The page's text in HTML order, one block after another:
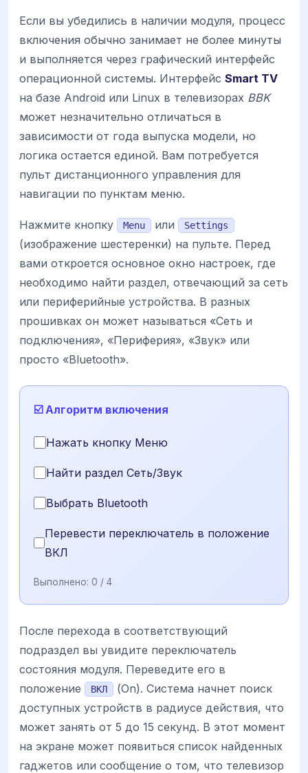
Если вы убедились в наличии модуля, процесс
включения обычно занимает не более минуты
и выполняется через графический интерфейс
операционной системы. Интерфейс Smart TV
на базе Android или Linux в телевизорах BBK
может незначительно отличаться в
зависимости от года выпуска модели, но
логика остается единой. Вам потребуется
пульт дистанционного управления для
навигации по пунктам меню.
Нажмите кнопку Menu или Settings
(изображение шестеренки) на пульте. Перед
вами откроется основное окно настроек, где
необходимо найти раздел, отвечающий за сеть
или периферийные устройства. В разных
прошивках он может называться «Сеть и
подключения», «Периферия», «Звук» или
просто «Bluetooth».
☑️ Алгоритм включения
Нажать кнопку Меню
Найти раздел Сеть/Звук
Выбрать Bluetooth
Перевести переключатель в положение
ВКЛ
Выполнено: 0 / 4
После перехода в соответствующий
подраздел вы увидите переключатель
состояния модуля. Переведите его в
положение
ВКЛ
(On). Система начнет поиск
доступных устройств в радиусе действия, что
может занять от 5 до 15 секунд. В этот момент
на экране может появиться список найденных
гаджетов или сообщение о том, что телевизор